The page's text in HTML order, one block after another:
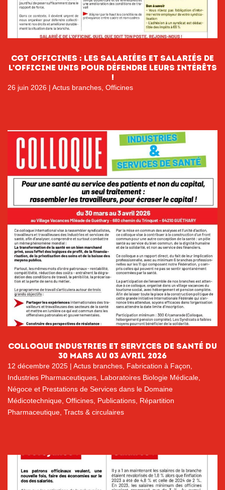
CGT officineS : les salariées et salariés de
l’officine unis pour défendre leurs intérêts
!
26 juin 2026 | Actus branches, Officines
COLLOQUE INDUSTRIES ET SERVICES DE SANTÉ DU
30 MARS AU 03 AVRIL 2026
12 décembre 2025 | Actus branches Fabrication à Façon
Industries Pharmaceutiques Laboratoires Biologie Médicale
Négoce et Prestations de Services dans le Domaine
Médicotechnique Officines Publications Répartition
Pharmaceutique Tracts & circulaires